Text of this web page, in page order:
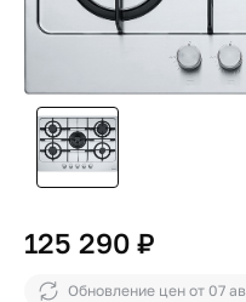
125 290 ₽
Обновление цен от 07